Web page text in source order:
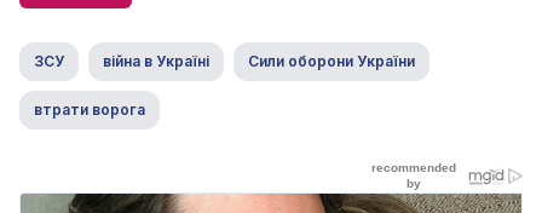
ЗСУ війна в Україні Сили оборони України
втрати ворога